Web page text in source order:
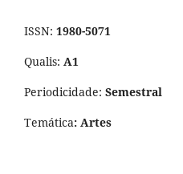
ISSN: 1980-5071
Qualis: A1
Periodicidade: Semestral
Temática: Artes